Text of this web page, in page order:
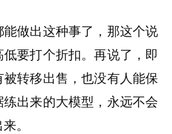
做出这种事了，那这个说
要打个折扣。再说了，即
转移出售，也没有人能保
出来的大模型，永远不会
。